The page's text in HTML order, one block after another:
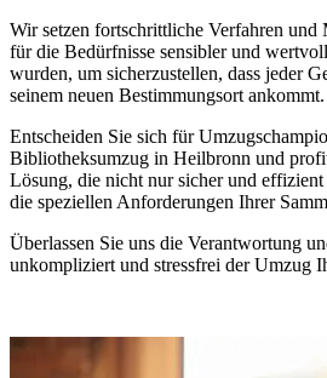
Wir setzen fortschrittliche Verfahren und
für die Bedürfnisse sensibler und
wurden, um sicherzustellen, dass jeder
seinem neuen Bestimmungsort ankommt.
Entscheiden Sie sich für
Bibliotheksumzug in Heilbronn und
Lösung, die nicht nur sicher und
die speziellen Anforderungen Ihrer
Überlassen Sie uns die Verantwortung
unkompliziert und stressfrei der Umzug